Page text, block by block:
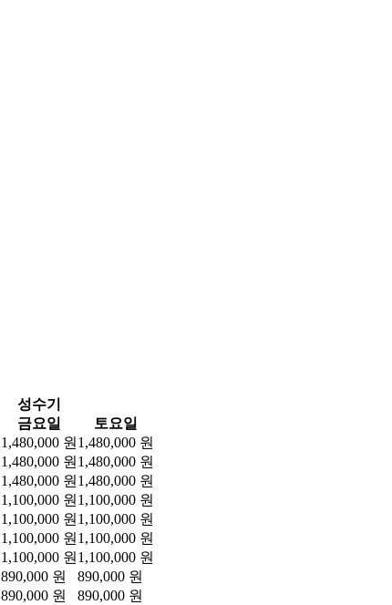
성수기
금요일 토요일
1,480,000 원 1,480,000 원
1,480,000 원 1,480,000 원
1,480,000 원 1,480,000 원
1,100,000 원 1,100,000 원
1,100,000 원 1,100,000 원
1,100,000 원 1,100,000 원
1,100,000 원 1,100,000 원
890,000 원
890,000 원
890,000 원
890,000 원